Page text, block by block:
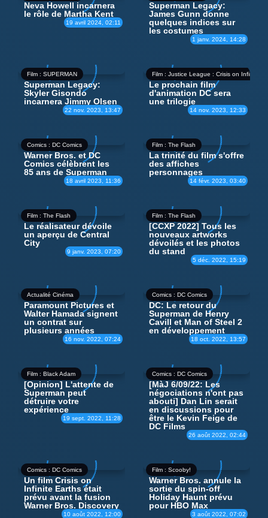
19 avril 2024, 02:11
Neva Howell incarnera
le rôle de Martha Kent
1 janv. 2024, 14:28
Superman Legacy:
James Gunn donne
quelques indices sur
les costumes
Film : SUPERMAN
22 nov. 2023, 13:47
Superman Legacy:
Skyler Gisondo
incarnera Jimmy Olsen
Film : Justice League : Crisis on Infinite
14 nov. 2023, 12:33
Le prochain film
d'animation DC sera
une trilogie
Comics : DC Comics
18 avril 2023, 11:36
Warner Bros. et DC
Comics célèbrent les
85 ans de Superman
Film : The Flash
14 févr. 2023, 03:40
La trinité du film s'offre
des affiches
personnages
Film : The Flash
9 janv. 2023, 07:20
Le réalisateur dévoile
un aperçu de Central
City
Film : The Flash
5 déc. 2022, 15:19
[CCXP 2022] Tous les
nouveaux artworks
dévoilés et les photos
du stand
Actualité Cinéma
16 nov. 2022, 07:24
Paramount Pictures et
Walter Hamada signent
un contrat sur
plusieurs années
Comics : DC Comics
18 oct. 2022, 13:57
DC: Le retour du
Superman de Henry
Cavill et Man of Steel 2
en développement
Film : Black Adam
19 sept. 2022, 11:28
[Opinion] L'attente de
Superman peut
détruire votre
expérience
Comics : DC Comics
26 août 2022, 02:44
[MàJ 6/09/22: Les
négociations n'ont pas
abouti] Dan Lin serait
en discussions pour
être le Kevin Feige de
DC Films
Comics : DC Comics
10 août 2022, 12:00
Un film Crisis on
Infinite Earths était
prévu avant la fusion
Warner Bros. Discovery
Film : Scooby!
3 août 2022, 07:02
Warner Bros. annule la
sortie du spin-off
Holiday Haunt prévu
pour HBO Max